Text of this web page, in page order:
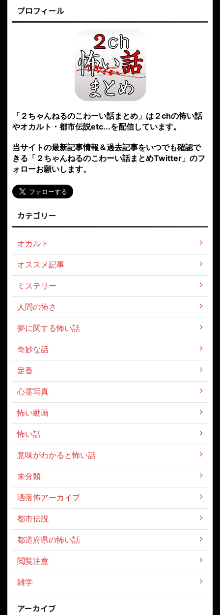
プロフィール
「２ちゃんねるのこわーい話まとめ」は２chの怖い話
やオカルト・都市伝説etc...を配信しています。
当サイトの最新記事情報＆過去記事をいつでも確認で
きる「２ちゃんねるのこわーい話まとめTwitter」のフ
ォローお願いします。
カテゴリー
オカルト
オススメ記事
ミステリー
人間の怖さ
夢に関する怖い話
奇妙な話
定番
心霊写真
怖い動画
怖い話
意味がわかると怖い話
未分類
洒落怖アーカイブ
都市伝説
都道府県の怖い話
閲覧注意
雑学
アーカイブ